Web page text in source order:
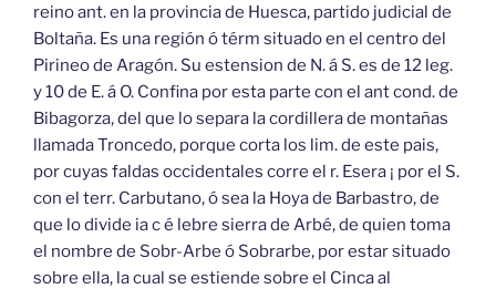
reino ant. en la provincia de Huesca, partido judicial de
Boltaña. Es una región ó térm situado en el centro del
Pirineo de Aragón. Su estension de N. á S. es de 12 leg.
y 10 de E. á O. Confina por esta parte con el ant cond. de
Bibagorza, del que lo separa la cordillera de montañas
llamada Troncedo, porque corta los lim. de este pais,
por cuyas faldas occidentales corre el r. Esera ¡ por el S.
con el terr. Carbutano, ó sea la Hoya de Barbastro, de
que lo divide ia c é lebre sierra de Arbé, de quien toma
el nombre de Sobr-Arbe ó Sobrarbe, por estar situado
sobre ella, la cual se estiende sobre el Cinca al